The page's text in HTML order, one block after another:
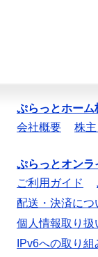
ぷらっとホーム
会社概要
株
ぷらっとオンラ
ご利用ガイド
配送・決済につ
個人情報取り扱
IPv6への取り組